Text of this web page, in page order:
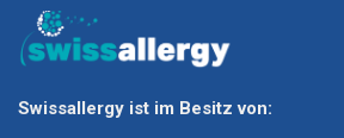
Swissallergy ist im Besitz von: